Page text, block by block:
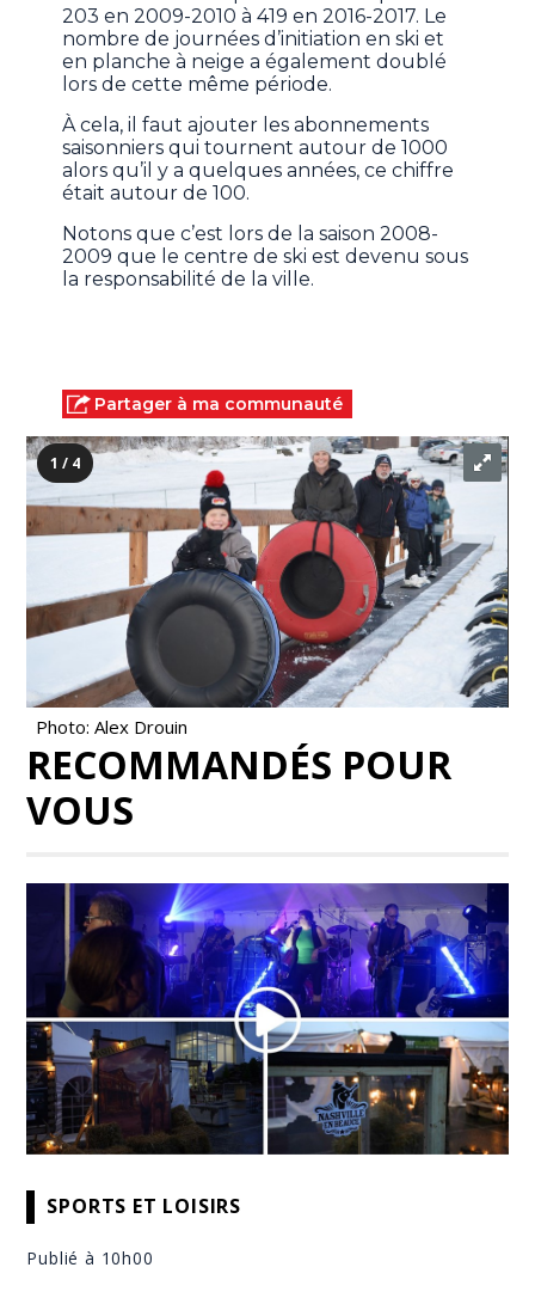
203 en 2009-2010 à 419 en 2016-2017. Le
nombre de journées d’initiation en ski et
en planche à neige a également doublé
lors de cette même période.
À cela, il faut ajouter les abonnements
saisonniers qui tournent autour de 1000
alors qu’il y a quelques années, ce chiffre
était autour de 100.
Notons que c’est lors de la saison 2008-
2009 que le centre de ski est devenu sous
la responsabilité de la ville.
Partager à ma communauté
1 / 4
Photo: Alex Drouin
RECOMMANDÉS POUR
VOUS
SPORTS ET LOISIRS
Publié à 10h00